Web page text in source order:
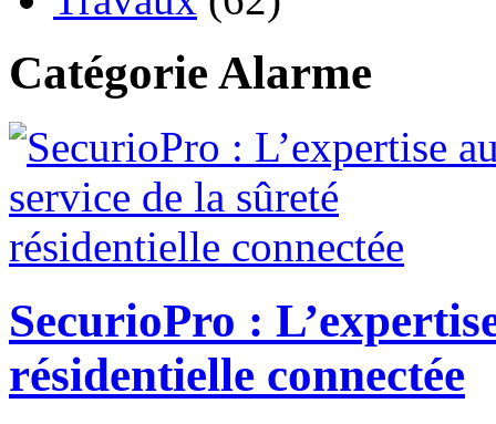
Catégorie Alarme
SecurioPro :
résidentielle connectée